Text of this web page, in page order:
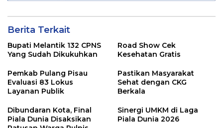
Berita Terkait
Bupati Melantik 132 CPNS
Yang Sudah Dikukuhkan
Road Show Cek
Kesehatan Gratis
Pemkab Pulang Pisau
Evaluasi 83 Lokus
Layanan Publik
Pastikan Masyarakat
Sehat dengan CKG
Berkala
Dibundaran Kota, Final
Piala Dunia Disaksikan
Sinergi UMKM di Laga
Piala Dunia 2026